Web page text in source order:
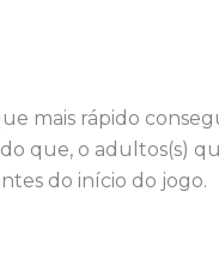
mais rápido
que, o adultos(s)
do início do jogo.